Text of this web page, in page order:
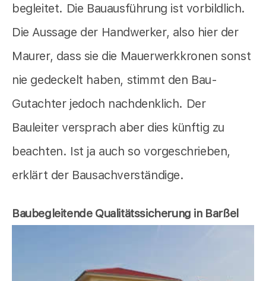
begleitet. Die Bauausführung ist vorbildlich.
Die Aussage der Handwerker, also hier der
Maurer, dass sie die Mauerwerkkronen sonst
nie gedeckelt haben, stimmt den Bau-
Gutachter jedoch nachdenklich. Der
Bauleiter versprach aber dies künftig zu
beachten. Ist ja auch so vorgeschrieben,
erklärt der Bausachverständige.
Baubegleitende Qualitätssicherung in Barßel